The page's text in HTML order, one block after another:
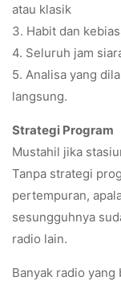
atau klasik
3. Habit dan
4. Seluruh jam
5. Analisa yang
langsung.
Strategi Program
Mustahil jika
Tanpa strategi
pertempuran,
sesungguhnya
radio lain.
Banyak radio